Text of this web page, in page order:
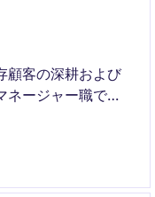
顧客の深耕および
ネージャー職で
がら、提案から